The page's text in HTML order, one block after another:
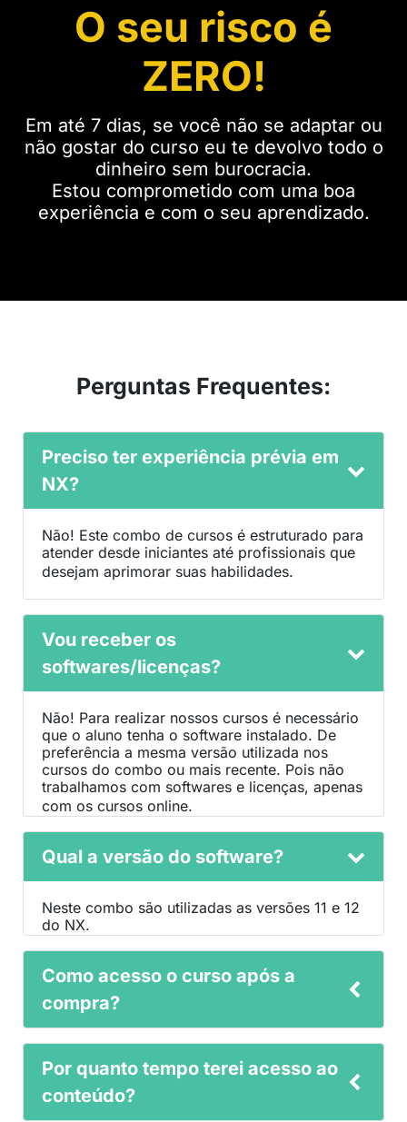
O seu risco é
ZERO!
Em até 7 dias, se você não se adaptar ou
não gostar do curso eu te devolvo todo o
dinheiro sem burocracia.
Estou comprometido com uma boa
experiência e com o seu aprendizado.
Perguntas Frequentes:
Preciso ter experiência prévia em
NX?
Não! Este combo de cursos é estruturado para
atender desde iniciantes até profissionais que
desejam aprimorar suas habilidades.​​​​​​​
Vou receber os
softwares/licenças?
Não! Para realizar nossos cursos é necessário
que o aluno tenha o software instalado. De
preferência a mesma versão utilizada nos
cursos do combo ou mais recente. Pois não
trabalhamos com softwares e licenças, apenas
com os cursos online.​​​​​​​
Qual a versão do software?
Neste combo são utilizadas as versões 11 e 12
do NX.
Como acesso o curso após a
compra?
receberá um e-mail com as instruções de
acesso à plataforma online.​​​​​​​
Por quanto tempo terei acesso ao
conteúdo?